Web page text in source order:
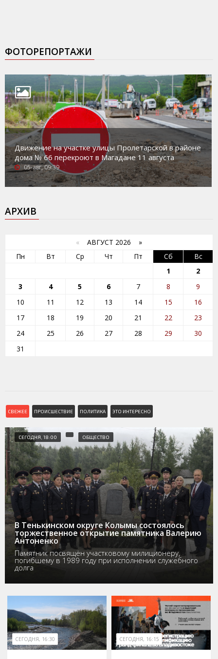
ФОТОРЕПОРТАЖИ
Движение на участке улицы Пролетарской в районе
дома № 66 перекроют в Магадане 11 августа
05-авг, 09:39
АРХИВ
« АВГУСТ 2026 »
Пн
Вт Ср Чт Пт Сб
Вс
1
2
3
4 5 6 7 8
9
10
11 12 13 14 15
16
17
18 19 20 21 22
23
24
25 26 27 28 29
30
31
СВЕЖЕЕ ПРОИСШЕСТВИЕ ПОЛИТИКА ЭТО ИНТЕРЕСНО
СЕГОДНЯ, 18:00 ОБЩЕСТВО
В Тенькинском округе Колымы состоялось
торжественное открытие памятника Валерию
Антоненко
Памятник посвящён участковому милиционеру,
погибшему в 1989 году при исполнении служебного
долга
СЕГОДНЯ, 16:30 СЕГОДНЯ, 16:15